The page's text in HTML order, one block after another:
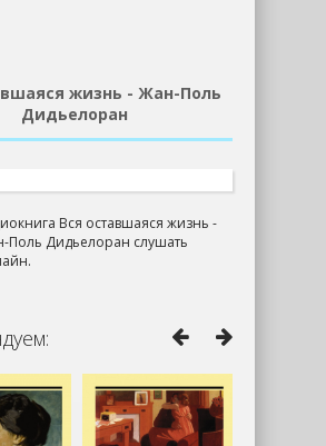
жизнь - Жан-Поль
Дидьелоран
Вся оставшаяся жизнь -
Поль Дидьелоран слушать